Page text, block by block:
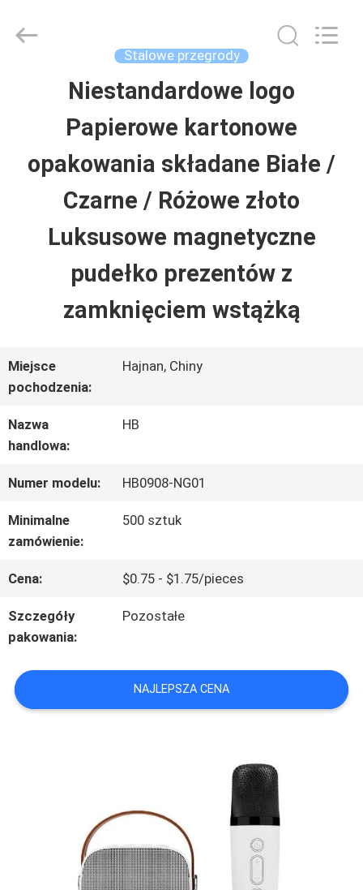
PRODUKTY
FILMY
POKAZ
NAS
PO
FABRYCE
KONTROLA
JAKOŚCI
Stalowe przegrody
Niestandardowe logo
Papierowe kartonowe
opakowania składane Białe /
Czarne / Różowe złoto
Luksusowe magnetyczne
pudełko prezentów z
zamknięciem wstążką
Miejsce
pochodzenia:
Hajnan, Chiny
Nazwa
handlowa:
HB
Numer modelu: HB0908-NG01
Minimalne
zamówienie:
500 sztuk
Cena: $0.75 - $1.75/pieces
Szczegóły
pakowania:
Pozostałe
NAJLEPSZA CENA